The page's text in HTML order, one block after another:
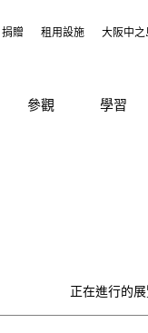
捐贈 租用設施 大阪中
參觀 學習
正在進行的